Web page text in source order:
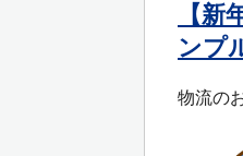
【
ンプ
物流の